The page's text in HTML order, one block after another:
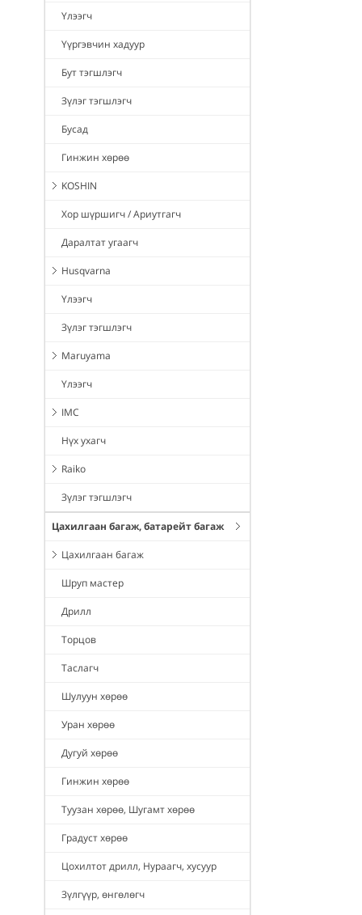
Үлээгч
Үүргэвчин хадуур
Бут тэгшлэгч
Зүлэг тэгшлэгч
Бусад
Гинжин хөрөө
KOSHIN
Хор шүршигч / Ариутгагч
Даралтат угаагч
Husqvarna
Үлээгч
Зүлэг тэгшлэгч
Maruyama
Үлээгч
IMC
Нүх ухагч
Raiko
Зүлэг тэгшлэгч
Цахилгаан багаж, батарейт багаж
Цахилгаан багаж
Шруп мастер
Дрилл
Торцов
Таслагч
Шулуун хөрөө
Уран хөрөө
Дугуй хөрөө
Гинжин хөрөө
Туузан хөрөө, Шугамт хөрөө
Градуст хөрөө
Цохилтот дрилл, Нураагч, хусуур
Зүлгүүр, өнгөлөгч